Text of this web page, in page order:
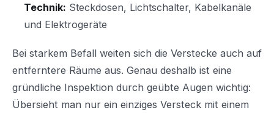
Technik: Steckdosen, Lichtschalter, Kabelkanäle
und Elektrogeräte
Bei starkem Befall weiten sich die Verstecke auch auf
entferntere Räume aus. Genau deshalb ist eine
gründliche Inspektion durch geübte Augen wichtig:
Übersieht man nur ein einziges Versteck mit einem